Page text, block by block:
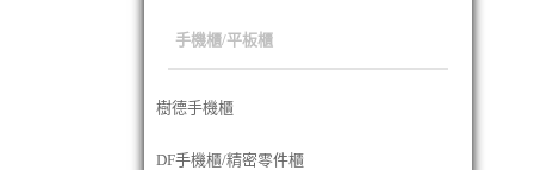
手機櫃/平板櫃
樹德手機櫃
DF手機櫃/精密零件櫃